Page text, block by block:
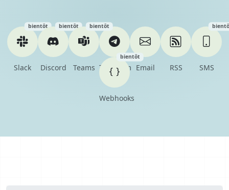
Slack
bientôt
Discord
bientôt
Teams
bientôt
Telegram Email RSS SMS
Webhooks
bientôt